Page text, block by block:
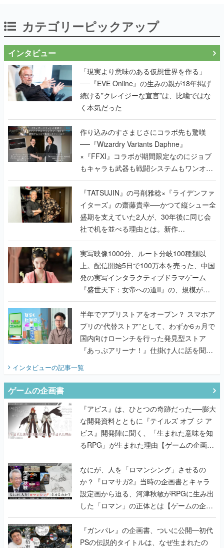
カテゴリーピックアップ
インタビュー
「現実より意味のある仮想世界を作る」
──『EVE Online』の生みの親が18年掲げ
続ける”クレイジーな宣言”は、比喩ではな
く本気だった
作り込みのすさまじさにコラボ先も驚嘆
──『Wizardry Variants Daphne』
×『FFXI』コラボが期間限定なのにジョブ
もキャラも武器も戦闘システムもワンオフ
で作り込まれた理由を両ディレクターに聞
く
『TATSUJIN』の弓削雅稔×『ライデンファ
イターズ』の齋藤貴幸──かつて縦シュー全
盛期を支えていた2人が、30年後に同じ会
社で机を並べる理由とは。新作
『TATSUJIN EXTREME』で初タッグを組
んだレジェンド2人に訊く開発秘話
実写映像1000分、ルート分岐100種類以
上。配信開始5日で100万本を売った、中国
発の実写インタラクティブドラマゲーム
『盛世天下：女帝への道II』の、規模が違
うこだわりをプロデューサーに聞いた
半年でアプリストアをオープン？ スマホア
プリの“代替ストア”として、わずか6ヵ月で
国内向けローンチを行った発見型ストア
『あっぷアリーナ！』仕掛け人に話を聞い
てみた
インタビューの記事一覧
ゲームの企画書
『アビス』は、ひとつの奇跡だった──膨大
な開発資料とともに『テイルズ オブ ジ ア
ビス』開発陣に聞く、「生まれた意味を知
るRPG」が生まれた理由【ゲームの企画
書】
なにが、人を「ロマンシング」させるの
か？『ロマサガ2』当時の企画書とキャラ
設定画から迫る、河津秋敏がRPGに生み出
した「ロマン」の正体とは【ゲームの企画
書】
『ガンパレ』の企画書、ついに公開━初代
PSの伝説的タイトルは、なぜ生まれたの